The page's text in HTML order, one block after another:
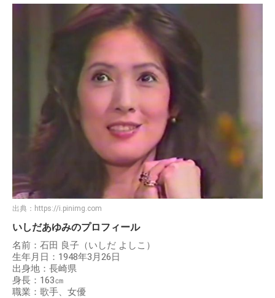
出典： https://i.pinimg.com
いしだあゆみのプロフィール
名前：石田 良子（いしだ よしこ）
生年月日：1948年3月26日
出身地：長崎県
身長：163㎝
職業：歌手、女優